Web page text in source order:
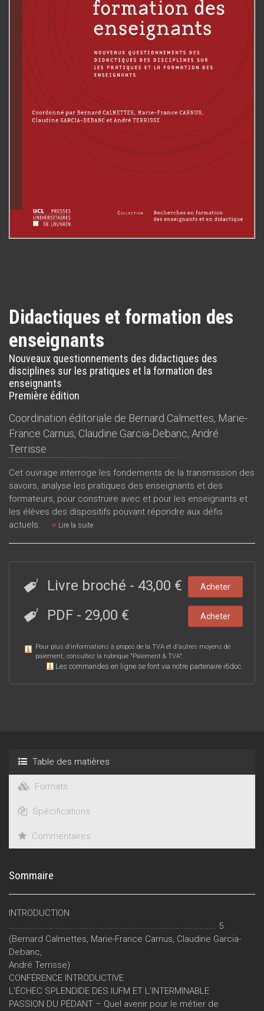
Didactiques et formation des
enseignants
Nouveaux questionnements des didactiques des
disciplines sur les pratiques et la formation des
enseignants
Première édition
Coordination éditoriale de Bernard Calmettes, Marie-
France Carnus, Claudine Garcia-Debanc, André
Terrisse
Cet ouvrage interroge les fondements de la transmission des
savoirs, analyse les pratiques des enseignants et des
formateurs, pour construire avec et pour les enseignants et
les élèves des dispositifs pouvant répondre aux défis
actuels.
Lire la suite
Livre broché - 43,00 € Acheter
PDF - 29,00 € Acheter
Pour plus d'informations à propos de la TVA et d'autres moyens de
paiement, consultez la rubrique "Paiement & TVA".
Les commandes en ligne se font via notre partenaire i6doc.
Table des matières
Formats
Spécifications
Commentaires
Sommaire
INTRODUCTION
........................................................................................ 5
(Bernard Calmettes, Marie-France Carnus, Claudine Garcia-
Debanc,
André Terrisse)
CONFÉRENCE INTRODUCTIVE
L'ÉCHEC SPLENDIDE DES IUFM ET L'INTERMINABLE
PASSION DU PÉDANT – Quel avenir pour le métier de